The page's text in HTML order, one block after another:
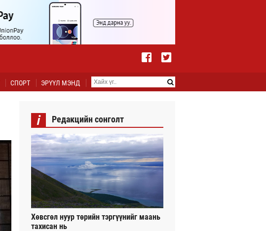
СПОРТ ЭРҮҮЛ МЭНД
i Редакцийн сонголт
Хөвсгөл нуур төрийн тэргүүнийг маань
тахисан нь